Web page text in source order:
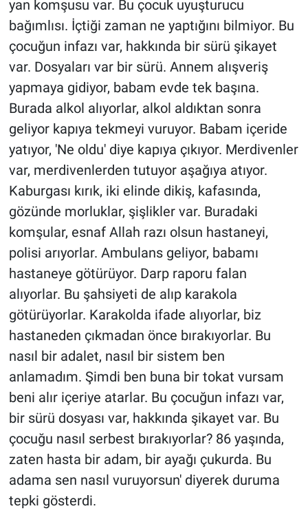
yan komşusu var. Bu çocuk uyuşturucu
bağımlısı. İçtiği zaman ne yaptığını bilmiyor. Bu
çocuğun infazı var, hakkında bir sürü şikayet
var. Dosyaları var bir sürü. Annem alışveriş
yapmaya gidiyor, babam evde tek başına.
Burada alkol alıyorlar, alkol aldıktan sonra
geliyor kapıya tekmeyi vuruyor. Babam içeride
yatıyor, 'Ne oldu' diye kapıya çıkıyor. Merdivenler
var, merdivenlerden tutuyor aşağıya atıyor.
Kaburgası kırık, iki elinde dikiş, kafasında,
gözünde morluklar, şişlikler var. Buradaki
komşular, esnaf Allah razı olsun hastaneyi,
polisi arıyorlar. Ambulans geliyor, babamı
hastaneye götürüyor. Darp raporu falan
alıyorlar. Bu şahsiyeti de alıp karakola
götürüyorlar. Karakolda ifade alıyorlar, biz
hastaneden çıkmadan önce bırakıyorlar. Bu
nasıl bir adalet, nasıl bir sistem ben
anlamadım. Şimdi ben buna bir tokat vursam
beni alır içeriye atarlar. Bu çocuğun infazı var,
bir sürü dosyası var, hakkında şikayet var. Bu
çocuğu nasıl serbest bırakıyorlar? 86 yaşında,
zaten hasta bir adam, bir ayağı çukurda. Bu
adama sen nasıl vuruyorsun' diyerek duruma
tepki gösterdi.